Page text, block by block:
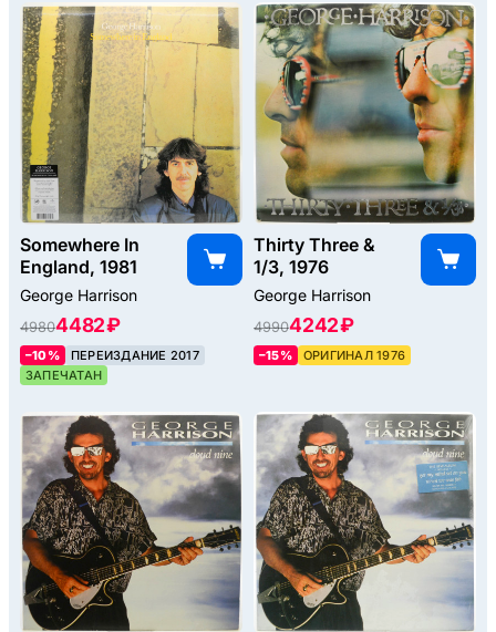
Somewhere In
England, 1981
George Harrison
49804482 ₽
–10%
ПЕРЕИЗДАНИЕ 2017
ЗАПЕЧАТАН
Thirty Three &
1/3, 1976
George Harrison
49904242 ₽
–15% ОРИГИНАЛ 1976